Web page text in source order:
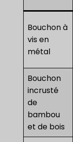
Bouchon à
vis en
métal
Bouchon
incrusté
de
bambou
et de bois